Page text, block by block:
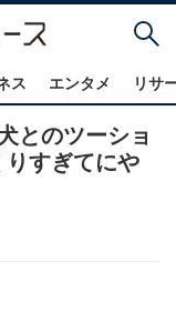
ス エンタメ リサ
とのツーショ
りすぎてにや